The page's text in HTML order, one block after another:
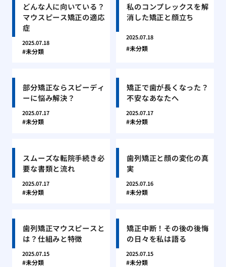
どんな人に向いている？
マウスピース矯正の適応
症
2025.07.18
未分類
私のコンプレックスを解
消した矯正と顔立ち
2025.07.18
未分類
部分矯正ならスピーディ
ーに悩み解決？
2025.07.17
未分類
矯正で歯が長くなった？
不安なあなたへ
2025.07.17
未分類
スムーズな転院手続き必
要な書類と流れ
2025.07.17
未分類
歯列矯正と顔の変化の真
実
2025.07.16
未分類
歯列矯正マウスピースと
は？仕組みと特徴
2025.07.15
未分類
矯正中断！その後の後悔
の日々を私は語る
2025.07.15
未分類